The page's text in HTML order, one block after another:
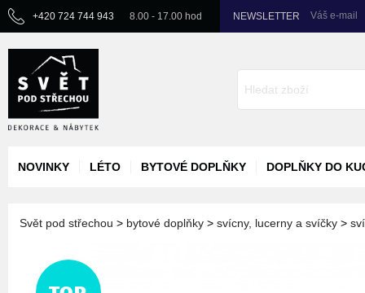
+420 724 744 943 8.00 - 17.00 hod NEWSLETTER Váš e-mail
NOVINKY LÉTO BYTOVÉ DOPLŇKY DOPLŇKY DO
Svět pod střechou > bytové doplňky > svícny, lucerny a svíčky >